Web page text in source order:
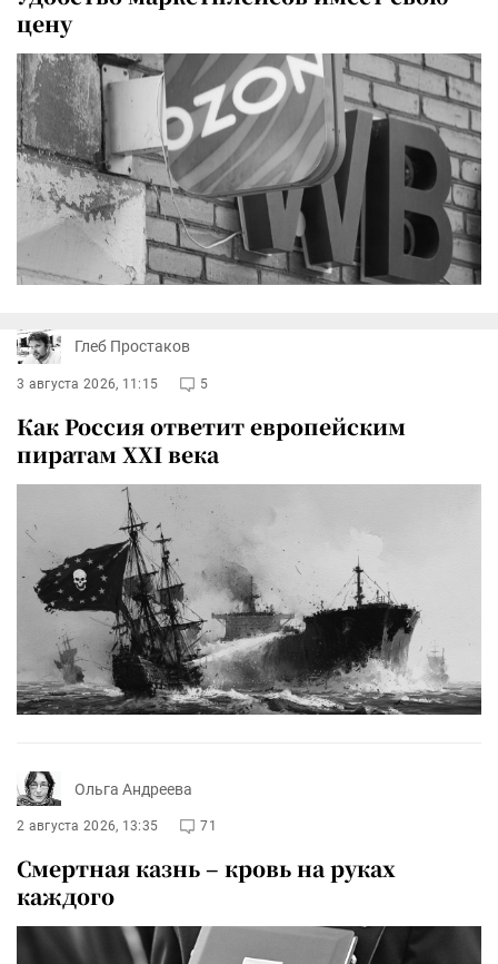
цену
Глеб Простаков
3 августа 2026, 11:15 5
Как Россия ответит европейским
пиратам XXI века
Ольга Андреева
2 августа 2026, 13:35 71
Смертная казнь – кровь на руках
каждого